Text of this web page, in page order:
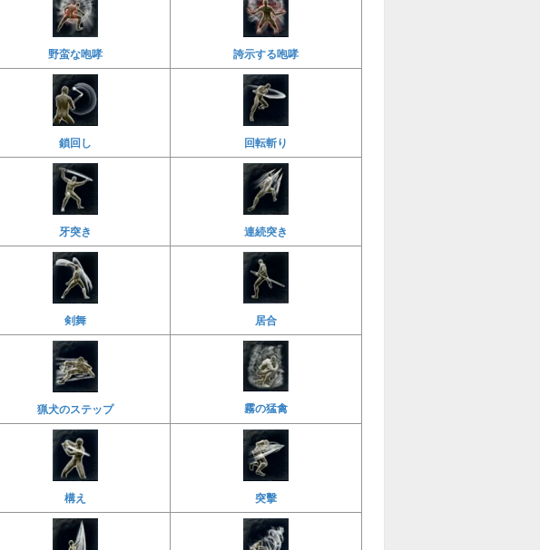
野蛮な咆哮 誇示する咆哮
鎖回し 回転斬り
牙突き 連続突き
剣舞 居合
猟犬のステップ 霧の猛禽
構え 突擊